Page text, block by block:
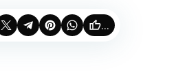
...